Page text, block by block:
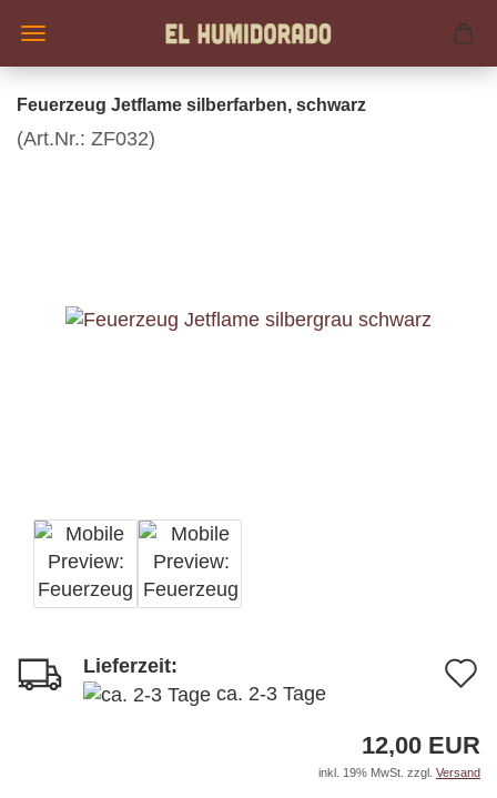
Feuerzeug Jetflame silberfarben, schwarz
(Art.Nr.: ZF032)
Lieferzeit:
ca. 2-3 Tage
12,00 EUR
inkl. 19% MwSt. zzgl. Versand